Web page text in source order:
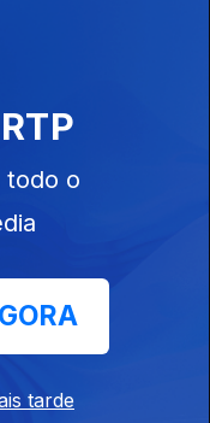
12 dez. 2025
Nuno Neves
Apresentação |
todo o
tarde